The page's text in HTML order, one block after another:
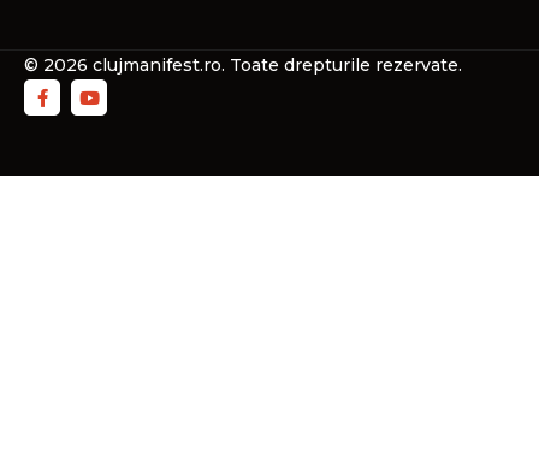
© 2026 clujmanifest.ro. Toate drepturile rezervate.